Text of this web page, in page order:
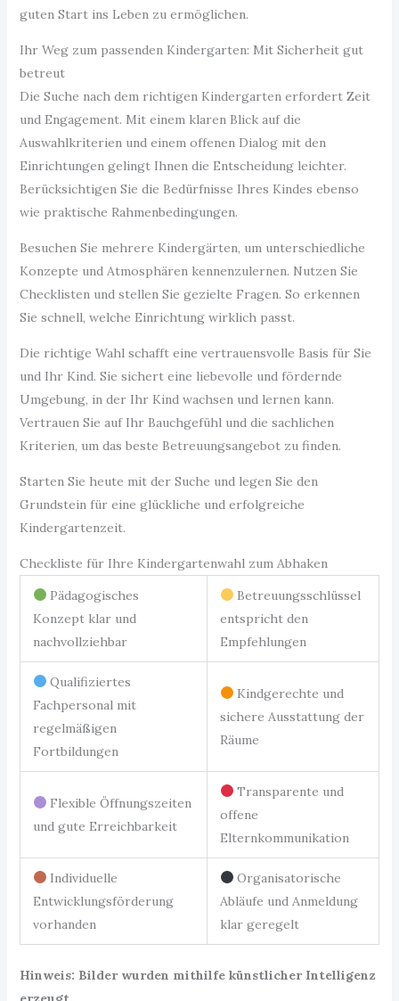
guten Start ins Leben zu ermöglichen.
Ihr Weg zum passenden Kindergarten: Mit Sicherheit gut
betreut
Die Suche nach dem richtigen Kindergarten erfordert Zeit
und Engagement. Mit einem klaren Blick auf die
Auswahlkriterien und einem offenen Dialog mit den
Einrichtungen gelingt Ihnen die Entscheidung leichter.
Berücksichtigen Sie die Bedürfnisse Ihres Kindes ebenso
wie praktische Rahmenbedingungen.
Besuchen Sie mehrere Kindergärten, um unterschiedliche
Konzepte und Atmosphären kennenzulernen. Nutzen Sie
Checklisten und stellen Sie gezielte Fragen. So erkennen
Sie schnell, welche Einrichtung wirklich passt.
Die richtige Wahl schafft eine vertrauensvolle Basis für Sie
und Ihr Kind. Sie sichert eine liebevolle und fördernde
Umgebung, in der Ihr Kind wachsen und lernen kann.
Vertrauen Sie auf Ihr Bauchgefühl und die sachlichen
Kriterien, um das beste Betreuungsangebot zu finden.
Starten Sie heute mit der Suche und legen Sie den
Grundstein für eine glückliche und erfolgreiche
Kindergartenzeit.
Checkliste für Ihre Kindergartenwahl zum Abhaken
Pädagogisches
Konzept klar und
nachvollziehbar
Betreuungsschlüssel
entspricht den
Empfehlungen
Qualifiziertes
Fachpersonal mit
regelmäßigen
Fortbildungen
Kindgerechte und
sichere Ausstattung der
Räume
Flexible Öffnungszeiten
und gute Erreichbarkeit
Transparente und
offene
Elternkommunikation
Individuelle
Entwicklungsförderung
vorhanden
Organisatorische
Abläufe und Anmeldung
klar geregelt
Hinweis: Bilder wurden mithilfe künstlicher Intelligenz